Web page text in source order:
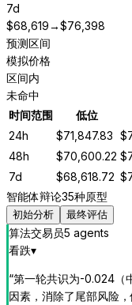
7d
$68,619→$76,398
预测区间
模拟价格
区间内
未命中
时间范围
低位
24h
$71,847.83 $
48h
$70,600.22 $
7d
$68,618.72 $
智能体辩论35种原型
初始分析 最终评估
算法交易员5 agents
看跌▾
“第一轮共识为-0.024（
因素，消除了尾部风险